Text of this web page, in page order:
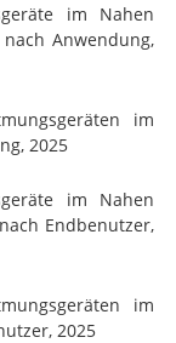
im Nahen
Anwendung,
im
2025
im Nahen
Endbenutzer,
im
2025